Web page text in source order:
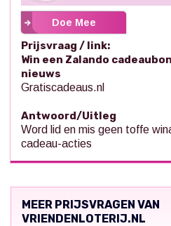
Doe Mee
Prijsvraag / link:
Win een Zalando
nieuws
Gratiscadeaus.nl
Antwoord/Uitleg
Word lid en mis geen toffe
cadeau-acties
MEER PRIJSVRAGEN VAN
VRIENDENLOTERIJ.NL